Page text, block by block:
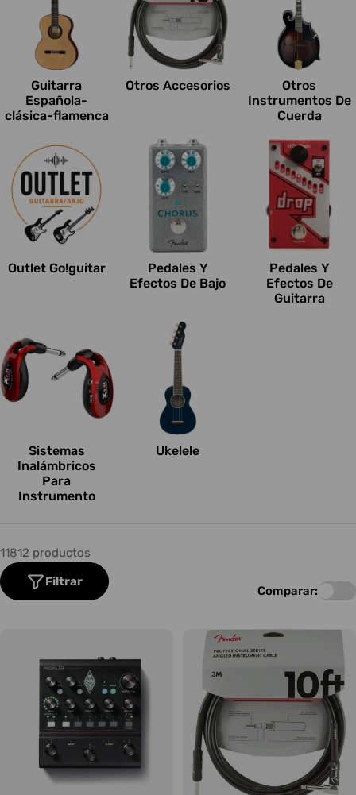
Guitarra
Española-
clásica-flamenca
Otros Accesorios
Otros
Instrumentos De
Cuerda
Outlet Go!guitar
Pedales Y
Efectos De Bajo
Pedales Y
Efectos De
Guitarra
Sistemas
Inalámbricos
Para
Instrumento
Ukelele
11812 productos
Filtrar
Comparar: